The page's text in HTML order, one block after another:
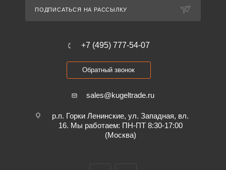
ПОДПИСАТЬСЯ НА РАССЫЛКУ
+7 (495) 777-54-07
Обратный звонок
sales@kugeltrade.ru
р.п. Горки Ленинские, ул. Западная, вл.
16. Мы работаем: ПН-ПТ 8:30-17:00
(Москва)